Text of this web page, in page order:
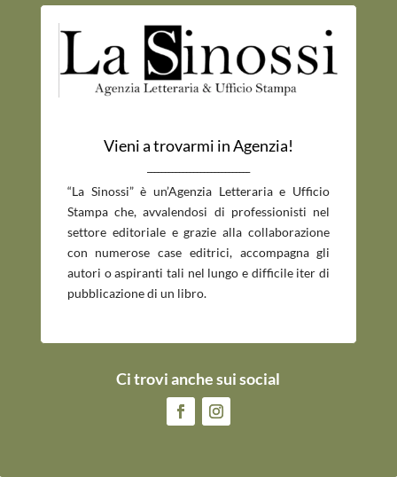
Vieni a trovarmi in Agenzia!
“La Sinossi” è un’Agenzia Letteraria e Ufficio
Stampa che, avvalendosi di professionisti nel
settore editoriale e grazie alla collaborazione
con numerose case editrici, accompagna gli
autori o aspiranti tali nel lungo e difficile iter di
pubblicazione di un libro.
Ci trovi anche sui social